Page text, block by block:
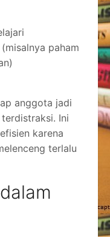
paham
anggota jadi
Ini
karena
terlalu